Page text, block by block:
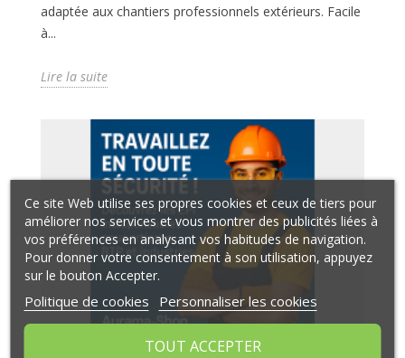
adaptée aux chantiers professionnels extérieurs. Facile
à...
Lire la suite
Ce site Web utilise ses propres cookies et ceux de tiers pour
améliorer nos services et vous montrer des publicités liées à
vos préférences en analysant vos habitudes de navigation.
Pour donner votre consentement à son utilisation, appuyez
sur le bouton Accepter.
Politique de cookies Personnaliser les cookies
TOUT ACCEPTER